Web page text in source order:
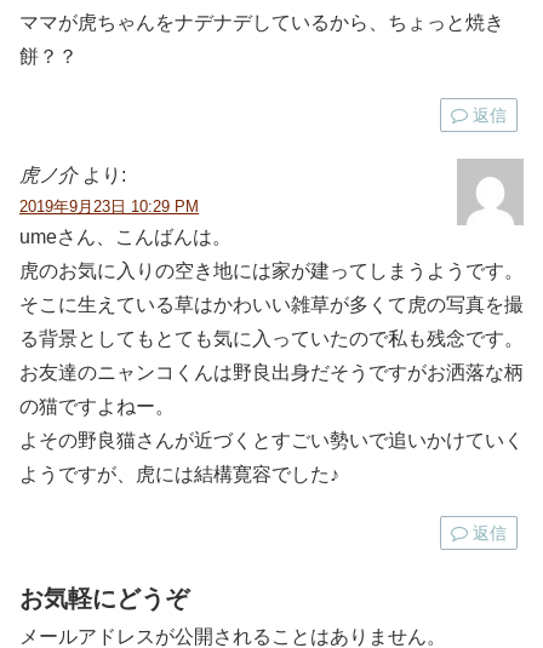
ママが虎ちゃんをナデナデしているから、ちょっと焼き
餅？？
返信
虎ノ介 より:
2019年9月23日 10:29 PM
umeさん、こんばんは。
虎のお気に入りの空き地には家が建ってしまうようです。
そこに生えている草はかわいい雑草が多くて虎の写真を撮
る背景としてもとても気に入っていたので私も残念です。
お友達のニャンコくんは野良出身だそうですがお洒落な柄
の猫ですよねー。
よその野良猫さんが近づくとすごい勢いで追いかけていく
ようですが、虎には結構寛容でした♪
返信
お気軽にどうぞ
メールアドレスが公開されることはありません。